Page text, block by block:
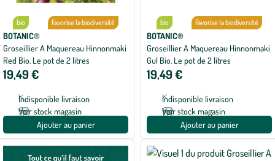
bio Favorise la biodiversité
BOTANIC®
Groseillier A Maquereau Hinnonmaki
Red Bio. Le pot de 2 litres
19,49 €
Indisponible livraison
Voir stock magasin
Ajouter au panier
bio Favorise la biodiversité
BOTANIC®
Groseillier A Maquereau Hinnonmaki
Gul Bio. Le pot de 2 litres
19,49 €
Indisponible livraison
Voir stock magasin
Ajouter au panier